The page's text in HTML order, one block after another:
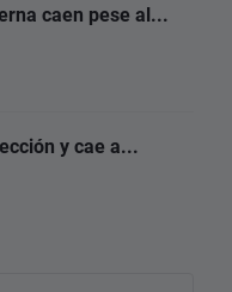
caen pese al...
y cae a...